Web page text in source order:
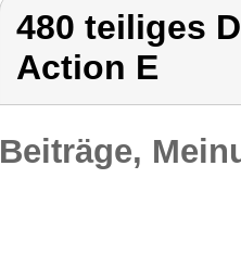
480 teiliges
Action E
Beiträge,